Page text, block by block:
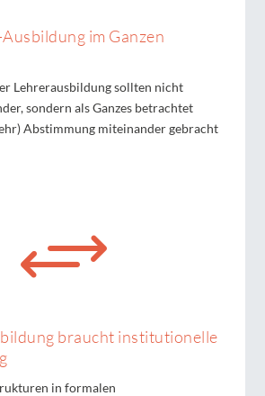
im Ganzen
Lehrerausbildung sollten nicht
sondern als Ganzes betrachtet
Abstimmung miteinander gebracht
+
braucht institutionelle
in formalen